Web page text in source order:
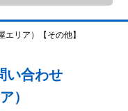
リア）【その他】
い合わせ
）